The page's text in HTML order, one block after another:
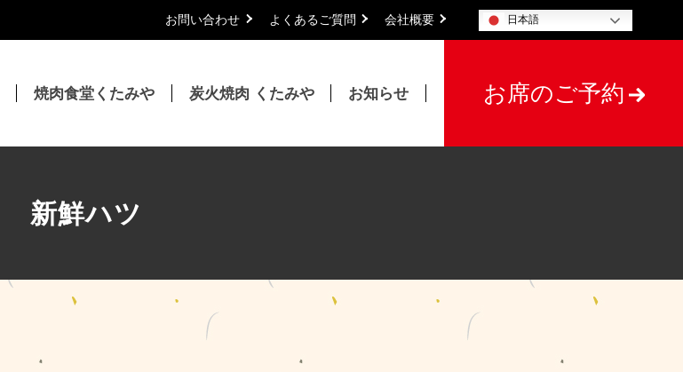
お問い合わせ よくあるご質問 会社概要 日本語
焼肉食堂くたみや 炭火焼肉 くたみや お知らせ お席のご予約
新鮮ハツ